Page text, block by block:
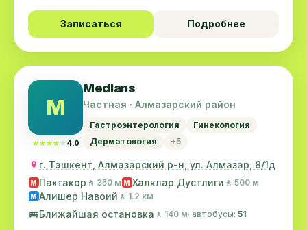
Записаться Подробнее
M
★★★★★
★★★★★ 4.0
Medlans
Частная · Алмазарский район
Гастроэнтерология
Гинекология
Дерматология
+5
г. Ташкент, Алмазарский р-н, ул. Алмазар, 8/1д
M Пахтакор 🚶 350 м M Халклар Дустлиги 🚶 500 м
M Алишер Навоий 🚶 1.2 км
🚌Ближайшая остановка 🚶 140 м· автобусы: 51